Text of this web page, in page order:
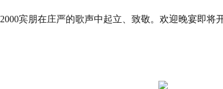
2000宾朋在庄严的歌声中起立、致敬。欢迎晚宴即将开